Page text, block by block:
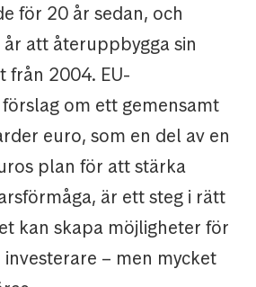
för 20 år sedan, och
att återuppbygga sin
från 2004. EU-
om ett gemensamt
euro, som en del av en
plan för att stärka
är ett steg i rätt
kan skapa möjligheter för
– men mycket